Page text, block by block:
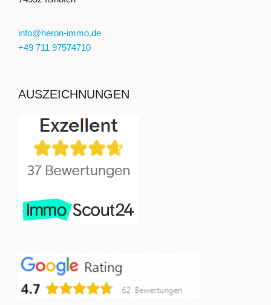
info@heron-immo.de
+49 711 97574710
AUSZEICHNUNGEN